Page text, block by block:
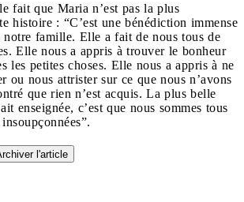
fait que Maria n’est pas la plus
histoire : “C’est une bénédiction immense
notre famille. Elle a fait de nous tous de
Elle nous a appris à trouver le bonheur
les petites choses. Elle nous a appris à ne
ou nous attrister sur ce que nous n’avons
que rien n’est acquis. La plus belle
enseignée, c’est que nous sommes tous
l'article